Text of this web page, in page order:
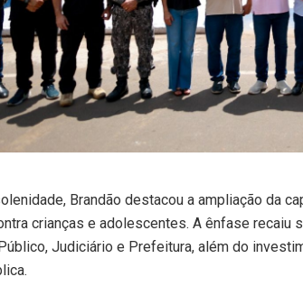
Brandão destacou a ampliação da
crianças e adolescentes. A ênfase recaiu
Judiciário e Prefeitura, além do